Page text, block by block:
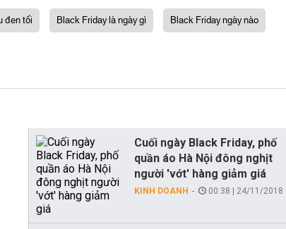
đen tối Black Friday là ngày gì
Black Friday ngày nào
Cuối ngày Black Friday, phố
quần áo Hà Nội đông nghịt
người 'vớt' hàng giảm giá
KINH DOANH 00:38 | 24/11/2018